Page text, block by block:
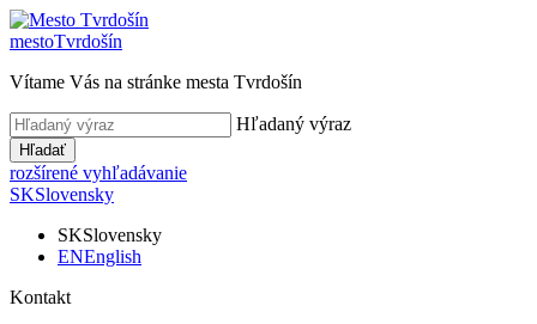
mestoTvrdošín
Vítame Vás na stránke mesta Tvrdošín
Hľadaný výraz
Hľadať
rozšírené vyhľadávanie
SKSlovensky
SKSlovensky
ENEnglish
Kontakt